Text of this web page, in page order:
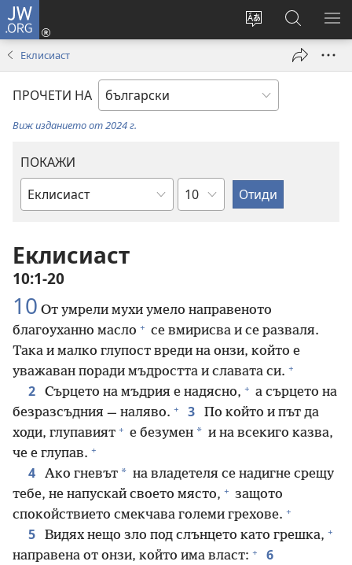
JW.ORG
Смени
сайта
Влез
(отваря
прозорец)
Търсене
в
JW.ORG
Еклисиаст
ПРОЧЕТИ НА
Виж изданието от 2024 г.
ПОКАЖИ
Библейска
Глава
Еклисиаст
10:1-20
10 От умрели мухи умело направеното
благоуханно масло + се вмирисва и се разваля.
Така и малко глупост вреди на онзи, който е
уважаван поради мъдростта и славата си. +
2 Сърцето на мъдрия е надясно, + а сърцето на
безразсъдния — наляво. + 3
По който и път да
ходи, глупавият + е безумен * и на всекиго казва,
че е глупав. +
4 Ако гневът * на владетеля се надигне срещу
тебе, не напускай своето място, + защото
спокойствието смекчава големи грехове. +
5 Видях нещо зло под слънцето като грешка, +
направена от онзи, който има власт: + 6